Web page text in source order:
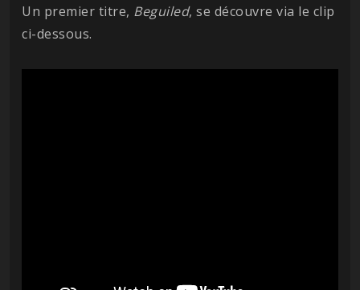
Un premier titre, Beguiled, se découvre via le clip
ci-dessous.